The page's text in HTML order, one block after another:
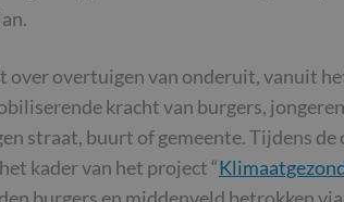
over overtuigen van onderuit, vanuit
kracht van burgers,
straat, buurt of gemeente. Tijdens de
kader van het project “